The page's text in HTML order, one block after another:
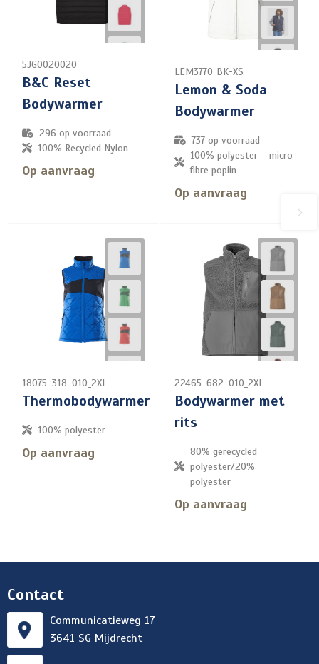
5JG0020020
B&C Reset
Bodywarmer
296 op voorraad
100% Recycled Nylon
Op aanvraag
LEM3770_BK-XS
Lemon & Soda
Bodywarmer
737 op voorraad
100% polyester – micro
fibre poplin
Op aanvraag
18075-318-010_2XL
Thermobodywarmer
100% polyester
Op aanvraag
22465-682-010_2XL
Bodywarmer met
rits
80% gerecycled
polyester/20%
polyester
Op aanvraag
Contact
Communicatieweg 17
3641 SG Mijdrecht